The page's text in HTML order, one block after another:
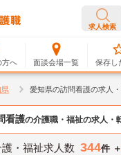
求人検索
方へ 面談会場一覧 保存し
県 愛知県の訪問看護の求人
看護の介護職・福祉の求人・
・福祉求人数 344件 ＋